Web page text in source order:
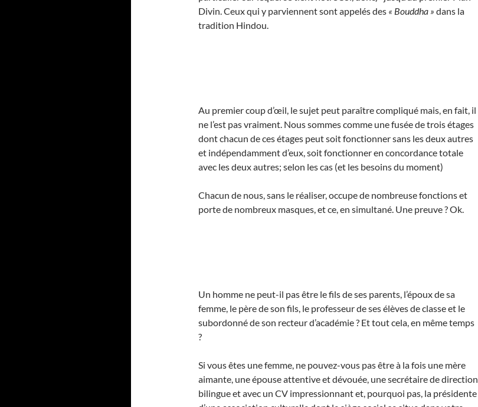
Divin. Ceux qui y parviennent sont appelés des « Bouddha » dans la
tradition Hindou.
Au premier coup d’œil, le sujet peut paraître compliqué mais, en fait, il
ne l’est pas vraiment. Nous sommes comme une fusée de trois étages
dont chacun de ces étages peut soit fonctionner sans les deux autres
et indépendamment d’eux, soit fonctionner en concordance totale
avec les deux autres; selon les cas (et les besoins du moment)
Chacun de nous, sans le réaliser, occupe de nombreuse fonctions et
porte de nombreux masques, et ce, en simultané. Une preuve ? Ok.
Un homme ne peut-il pas être le fils de ses parents, l’époux de sa
femme, le père de son fils, le professeur de ses élèves de classe et le
subordonné de son recteur d’académie ? Et tout cela, en même temps
?
Si vous êtes une femme, ne pouvez-vous pas être à la fois une mère
aimante, une épouse attentive et dévouée, une secrétaire de direction
bilingue et avec un CV impressionnant et, pourquoi pas, la présidente